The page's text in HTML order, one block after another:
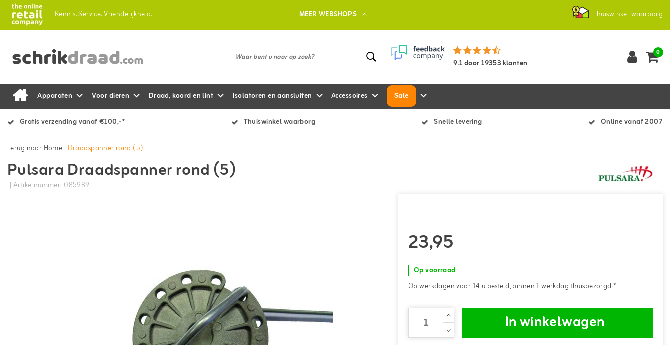
Kennis.Service.Vriendelijkheid. MEER WEBSHOPS Thuiswinkel waarborg
9.1door19353 klanten
0
Apparaten Voor dieren Draad, koord en lint Isolatoren en aansluiten Accessoires Sale
Gratis verzending vanaf €100,-* Thuiswinkel waarborg Snelle levering Online vanaf 2007
Terug naar Home |Draadspanner rond (5)
Pulsara Draadspanner rond (5)
| Artikelnummer: 085989
23,95
Op voorraad
Op werkdagen voor 14 u besteld, binnen 1 werkdag thuisbezorgd *
In winkelwagen